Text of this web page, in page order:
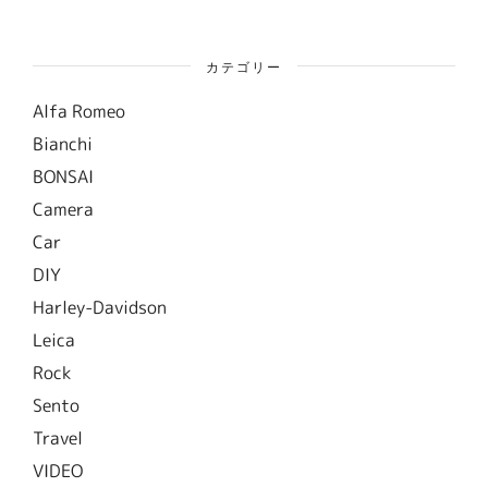
カテゴリー
Alfa Romeo
Bianchi
BONSAI
Camera
Car
DIY
Harley-Davidson
Leica
Rock
Sento
Travel
VIDEO